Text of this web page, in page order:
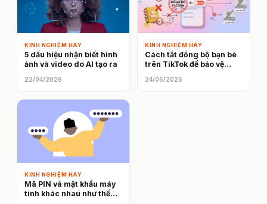
KINH NGHIỆM HAY
5 dấu hiệu nhận biết hình
ảnh và video do AI tạo ra
22/04/2026
KINH NGHIỆM HAY
Cách tắt đồng bộ bạn bè
trên TikTok để bảo vệ
24/05/2026
KINH NGHIỆM HAY
Mã PIN và mật khẩu máy
tính khác nhau như thế